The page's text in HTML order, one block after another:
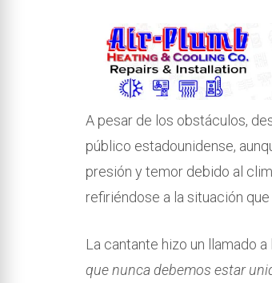
A pesar de los obstáculos,
público estadounidense,
presión y temor debido al
refiriéndose a la situación
La cantante hizo un llamado
que nunca debemos estar